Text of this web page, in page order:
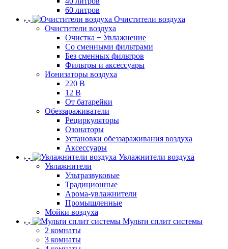
60 литров
Очистители воздуха
Очистители воздуха
Очистка + Увлажнение
Cо сменными фильтрами
Без сменных фильтров
Фильтры и аксессуары
Ионизаторы воздуха
220 В
12 В
От батарейки
Обеззараживатели
Рециркуляторы
Озонаторы
Установки обеззараживания воздуха
Аксессуары
Увлажнители воздуха
Увлажнители
Ультразвуковые
Традиционные
Арома-увлажнители
Промышленные
Мойки воздуха
Мульти сплит системы
2 комнаты
3 комнаты